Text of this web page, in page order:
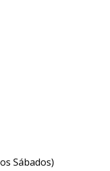
Sábados)